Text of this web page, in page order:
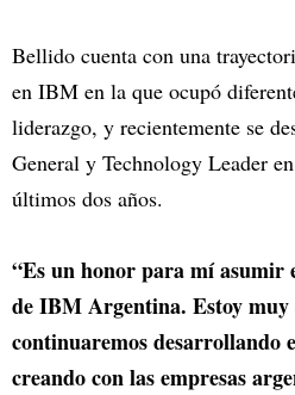
Bellido cuenta con una
en IBM en la que ocupó
liderazgo, y recientemente se
General y Technology Leader
últimos dos años.
“Es un honor para mí asumir
de IBM Argentina. Estoy muy
continuaremos desarrollando
creando con las empresas